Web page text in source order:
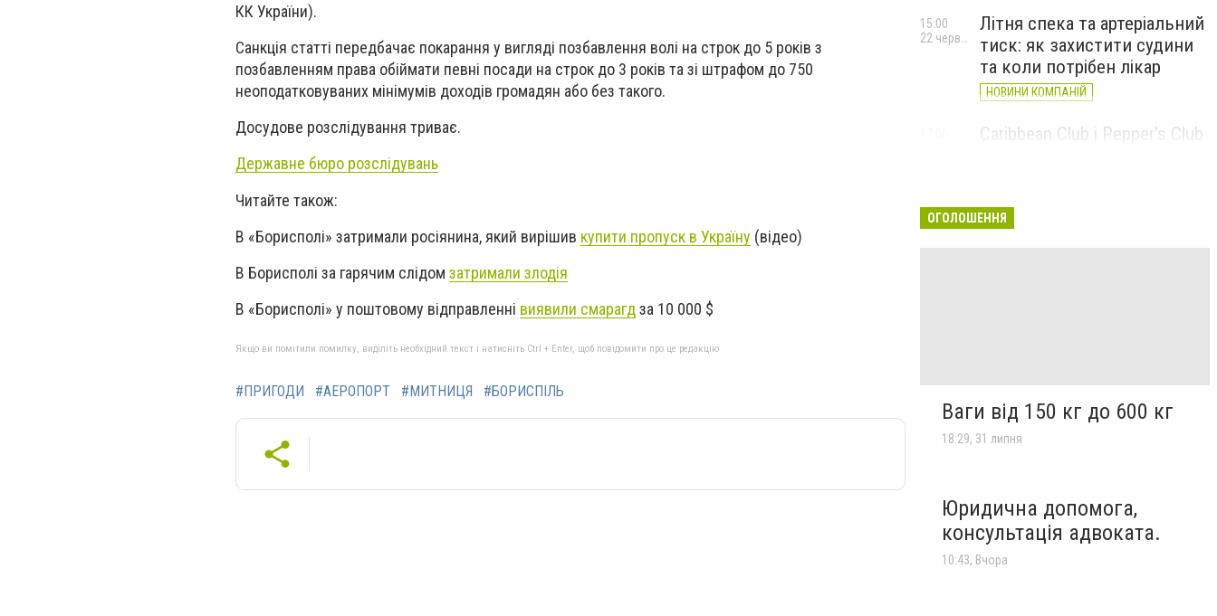
КК України).
Санкція статті передбачає покарання у вигляді позбавлення волі на строк до 5 років з
позбавленням права обіймати певні посади на строк до 3 років та зі штрафом до 750
неоподатковуваних мінімумів доходів громадян або без такого.
Досудове розслідування триває.
Державне бюро розслідувань
Читайте також:
В «Борисполі» затримали росіянина, який вирішив купити пропуск в Україну (відео)
В Борисполі за гарячим слідом затримали злодія
В «Борисполі» у поштовому відправленні виявили смарагдза 10 000 $
Якщо ви помітили помилку, виділіть необхідний текст і натисніть Ctrl + Enter, щоб повідомити про це редакцію
#ПРИГОДИ #АЕРОПОРТ #МИТНИЦЯ #БОРИСПІЛЬ
Літня спека та артеріальний
тиск: як захистити судини
та коли потрібен лікар
НОВИНИ КОМПАНІЙ
15:00
Caribbean Club і Pepper's Club
НОВИНИ КОМПАНІЙ
ОГОЛОШЕННЯ
Ваги від 150 кг до 600 кг
18:29, 31 липня
Юридична допомога,
консультація адвоката.
10:43, Вчора